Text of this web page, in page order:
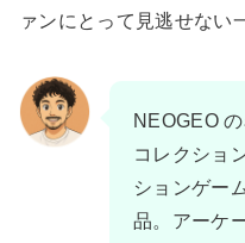
ァンにとって見逃せない
NEOGEO
コレクショ
ションゲー
品。アーケ